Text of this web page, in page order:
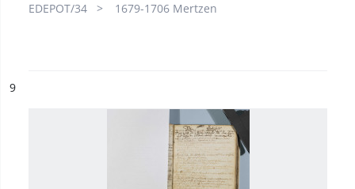
EDEPOT/34
1679-1706 Mertzen
n°
9